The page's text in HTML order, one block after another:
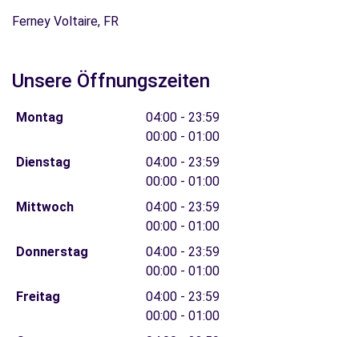
Ferney Voltaire, FR
Unsere Öffnungszeiten
Montag
04:00 - 23:59
00:00 - 01:00
Dienstag
04:00 - 23:59
00:00 - 01:00
Mittwoch
04:00 - 23:59
00:00 - 01:00
Donnerstag
04:00 - 23:59
00:00 - 01:00
Freitag
04:00 - 23:59
00:00 - 01:00